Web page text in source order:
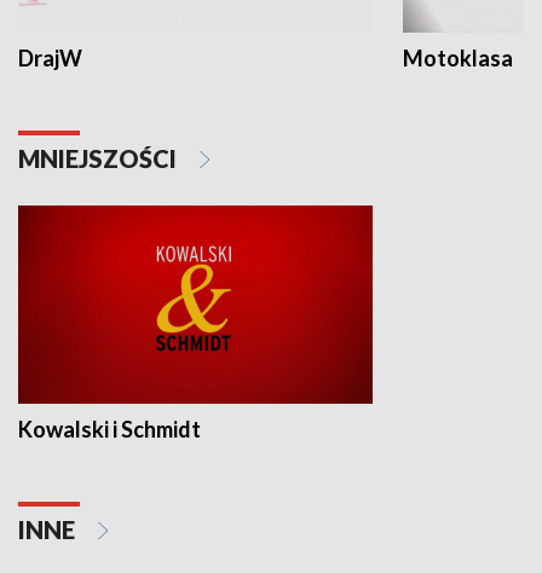
DrajW Motoklasa
MNIEJSZOŚCI
Kowalski i Schmidt
INNE